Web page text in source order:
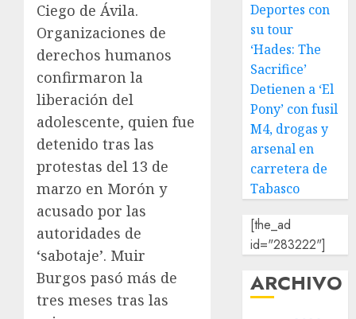
Ciego de Ávila.
Organizaciones de
derechos humanos
confirmaron la
liberación del
adolescente, quien fue
detenido tras las
protestas del 13 de
marzo en Morón y
acusado por las
autoridades de
‘sabotaje’. Muir
Burgos pasó más de
tres meses tras las
Deportes con
su tour
‘Hades: The
Sacrifice’
Detienen a ‘El
Pony’ con fusil
M4, drogas y
arsenal en
carretera de
Tabasco
[the_ad
id="283222"]
ARCHIVO